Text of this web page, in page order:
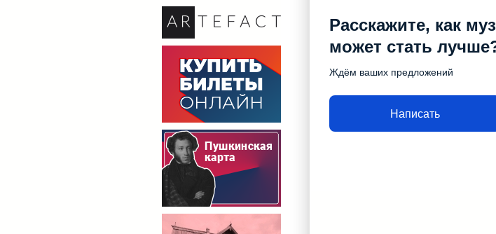
Расскажите, как
может стать
Ждём ваших предложений
Написать